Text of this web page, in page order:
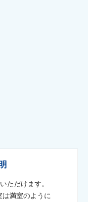
ただけます。
満室のように